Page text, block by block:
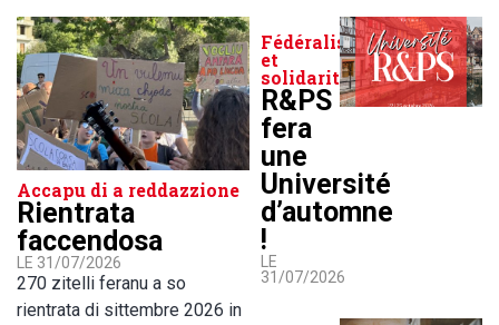
Accapu di a reddazzione
Rientrata
faccendosa
LE 31/07/2026
270 zitelli feranu a so
rientrata di sittembre 2026 in
Fédéralisme
et
solidarité
R&PS
fera
une
Université
d’automne
!
LE
31/07/2026